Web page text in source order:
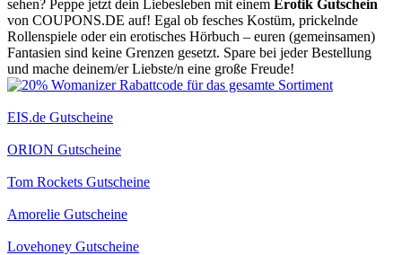
sehen? Peppe jetzt dein Liebesleben mit einem Erotik Gutschein
von COUPONS.DE auf! Egal ob fesches Kostüm, prickelnde
Rollenspiele oder ein erotisches Hörbuch – euren (gemeinsamen)
Fantasien sind keine Grenzen gesetzt. Spare bei jeder Bestellung
und mache deinem/er Liebste/n eine große Freude!
EIS.de Gutscheine
ORION Gutscheine
Tom Rockets Gutscheine
Amorelie Gutscheine
Lovehoney Gutscheine